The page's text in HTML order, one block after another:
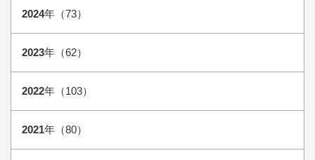
2024年（73）
2023年（62）
2022年（103）
2021年（80）